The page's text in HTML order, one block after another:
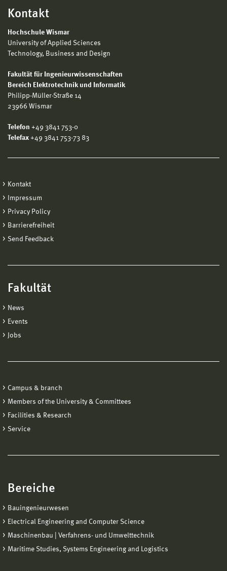
Kontakt
Hochschule Wismar
University of Applied Sciences
Technology, Business and Design
Fakultät für Ingenieurwissenschaften
Bereich Elektrotechnik und Informatik
Philipp-Müller-Straße 14
23966 Wismar
Telefon +49 3841 753-0
Telefax +49 3841 753-73 83
Kontakt
Impressum
Privacy Policy
Barrierefreiheit
Send Feedback
Fakultät
News
Events
Jobs
Campus & branch
Members of the University & Committees
Facilities & Research
Service
Bereiche
Bauingenieurwesen
Electrical Engineering and Computer Science
Maschinenbau | Verfahrens- und Umwelttechnik
Maritime Studies, Systems Engineering and Logistics